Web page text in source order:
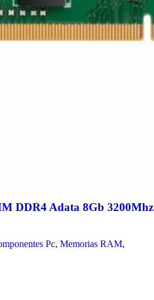
DDR4 Adata 8Gb 3200Mhz
Pc, Memorias RAM,